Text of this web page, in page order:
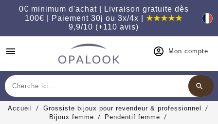
0€ minimum d'achat | Livraison gratuite dès
100€ | Paiement 30j ou 3x/4x |★★★★★
9,9/10 (+110 avis)
menu Mon compte
search
Accueil
Grossiste bijoux pour revendeur & professionnel
Bijoux femme
Pendentif femme